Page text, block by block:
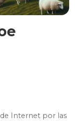
Internet por las